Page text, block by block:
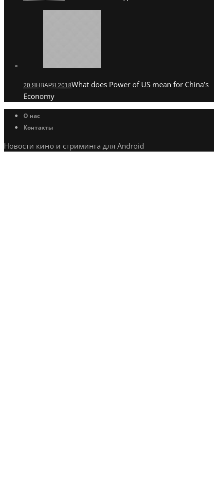
20 ЯНВАРЯ 2018What does Power of US mean for China’s
Economy
О нас
Контакты
Новости кино и стриминга для Android